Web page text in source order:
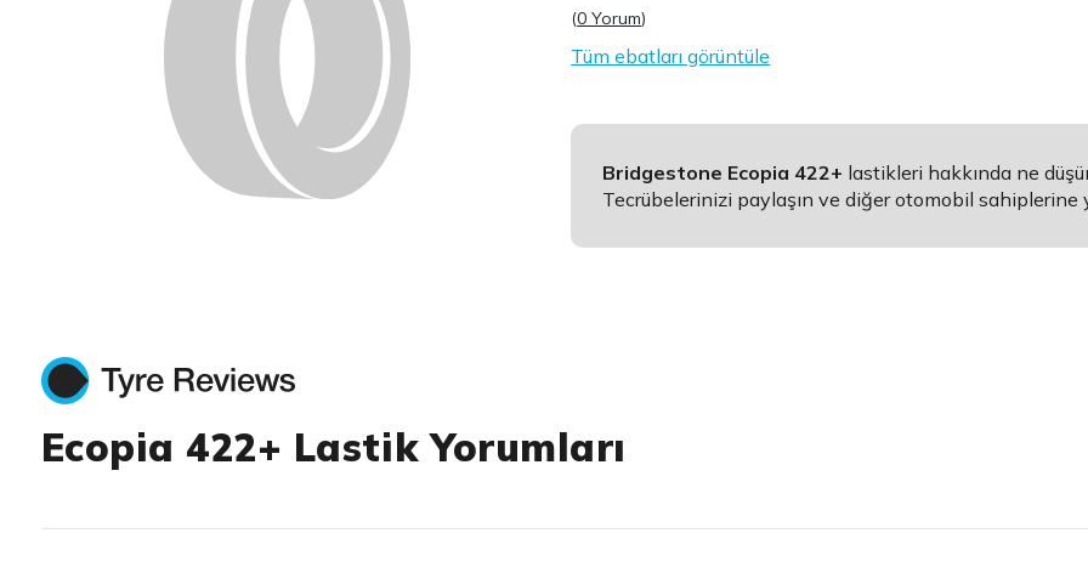
(0 Yorum)
Tüm ebatları görüntüle
Bridgestone Ecopia 422+ lastikleri hakkında ne
Tecrübelerinizi paylaşın ve diğer otomobil sahiplerine
Ecopia 422+ Lastik Yorumları